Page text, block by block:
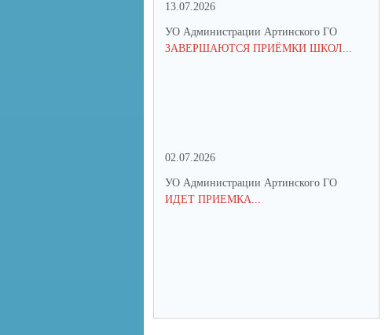
13.07.2026
УО Администрации Артинского ГО
ЗАВЕРШАЮТСЯ ПРИЁМКИ ШКОЛ...
02.07.2026
УО Администрации Артинского ГО
ИДЕТ ПРИЕМКА...